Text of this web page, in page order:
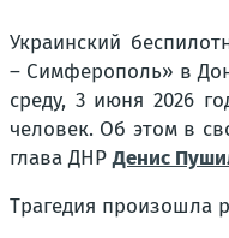
Украинский
– Симферополь» в
среду, 3 июня 2026
человек. Об этом в
глава ДНРДенис
Трагедия произошла